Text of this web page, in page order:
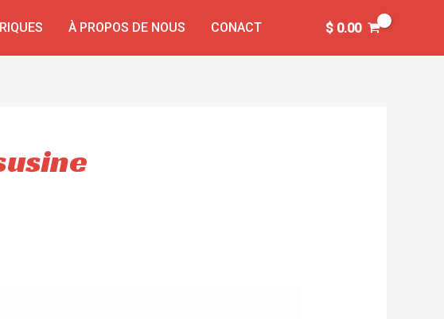
À PROPOS DE NOUS CONACT $0.00